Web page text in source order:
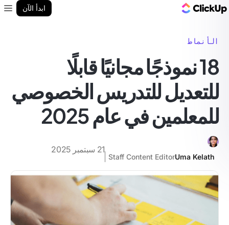
ابدأ الآن
الأنماط
18 نموذجًا مجانيًا قابلًا
للتعديل للتدريس الخصوصي
للمعلمين في عام 2025
Uma Kelath
Staff Content Editor
21 سبتمبر 2025